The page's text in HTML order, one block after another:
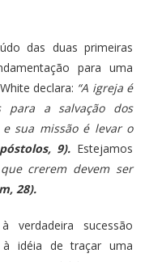
das duas primeiras
para uma
declara: “A igreja é
para a salvação dos
sua missão é levar o
9). Estejamos
que crerem devem ser
28).
verdadeira sucessão
à idéia de traçar uma